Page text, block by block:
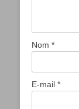
Nom *
E-mail *